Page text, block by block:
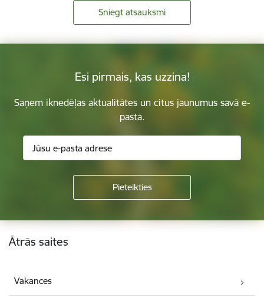
Sniegt atsauksmi
Esi pirmais, kas uzzina!
Saņem iknedēļas aktualitātes un citus jaunumus savā e-
pastā.
Kājene
Ātrās saites
Vakances